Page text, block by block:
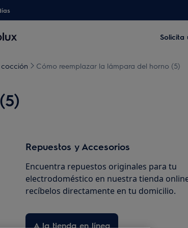
Solicita
Cómo reemplazar la lámpara del horno (5)
Repuestos y Accesorios
Encuentra repuestos originales para tu
electrodoméstico en nuestra tienda
recíbelos directamente en tu domicilio.
A la tienda en línea